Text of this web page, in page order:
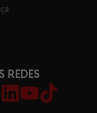
REDES